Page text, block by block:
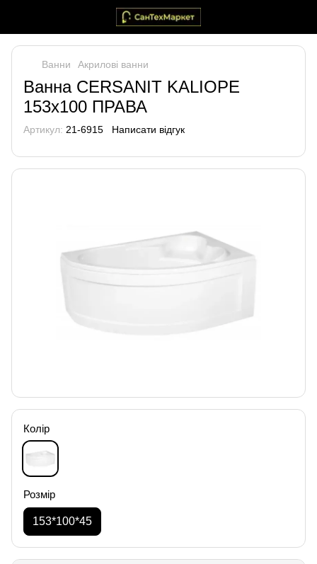
Ванни Акрилові ванни
Ванна CERSANIT KALIOPE
153х100 ПРАВА
Артикул: 21-6915 Написати відгук
Колір
Розмір
153*100*45